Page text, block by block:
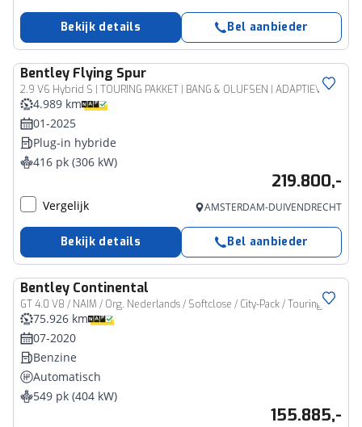
Bekijk details Bel aanbieder
Bentley Flying Spur
2.9 V6 Hybrid S | TOURING PAKKET | BANG & OLUFSEN | ADAPTIEVE CRUISE CONTROL | BLACK PACK | STOELVENTILATIE | STOELMASSAGE | PANORAMA/SCHUIF-KANTELDAK | LUCHTVERING | SPORTUITLAAT | 360 CAMERA | BTW AUTO | 1E EIGENAAR | 22 INCH |
4.989 km
01-2025
Plug-in hybride
416 pk (306 kW)
219.800,-
Vergelijk AMSTERDAM-DUIVENDRECHT
Bekijk details Bel aanbieder
Bentley Continental
GT 4.0 V8 / NAIM / Org. Nederlands / Softclose / City-Pack / Touring-Pack
75.926 km
07-2020
Benzine
Automatisch
549 pk (404 kW)
155.885,-